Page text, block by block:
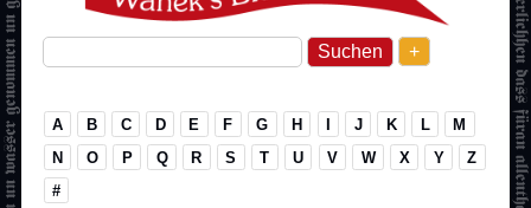
+
A B C D E F G H I J K L
M
N
O P Q R S T U V W X Y
Z
#